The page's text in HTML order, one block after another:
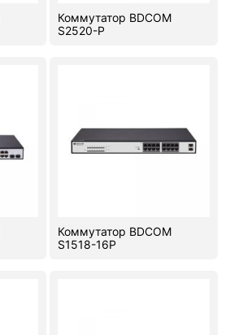
Коммутатор BDCOM
S2520-P
Коммутатор BDCOM
S1518-16P